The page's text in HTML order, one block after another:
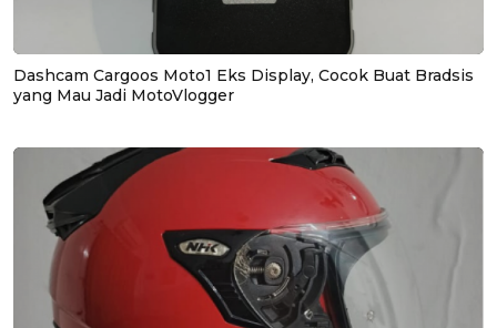
Dashcam Cargoos Moto1 Eks Display, Cocok Buat Bradsis
yang Mau Jadi MotoVlogger